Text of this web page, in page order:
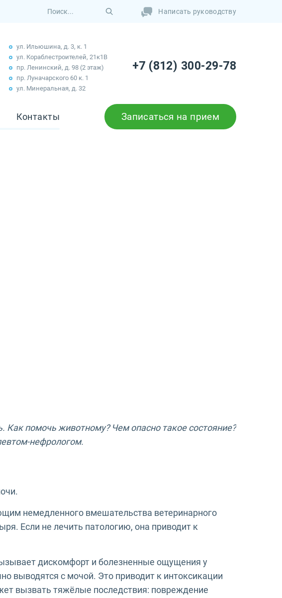
Написать руководству
+7 (812) 300-29-78
ул. Ильюшина, д. 3, к. 1
ул. Кораблестроителей, 21к1В
пр. Ленинский, д. 98 (2 этаж)
пр. Луначарского 60 к. 1
ул. Минеральная, д. 32
Контакты Записаться на прием
Как помочь животному? Чем опасно такое состояние?
нефрологом.
немедленного вмешательства ветеринарного
Если не лечить патологию, она приводит к
дискомфорт и болезненные ощущения у
выводятся с мочой. Это приводит к интоксикации
вызвать тяжёлые последствия: повреждение